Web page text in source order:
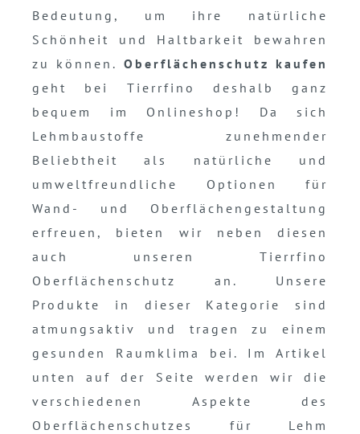
Bedeutung, um ihre natürliche
Schönheit und Haltbarkeit bewahren
zu können. Oberflächenschutz kaufen
geht bei Tierrfino deshalb ganz
bequem im Onlineshop! Da sich
Lehmbaustoffe zunehmender
Beliebtheit als natürliche und
umweltfreundliche Optionen für
Wand- und Oberflächengestaltung
erfreuen, bieten wir neben diesen
auch unseren Tierrfino
Oberflächenschutz an. Unsere
Produkte in dieser Kategorie sind
atmungsaktiv und tragen zu einem
gesunden Raumklima bei. Im Artikel
unten auf der Seite werden wir die
verschiedenen Aspekte des
Oberflächenschutzes für Lehm